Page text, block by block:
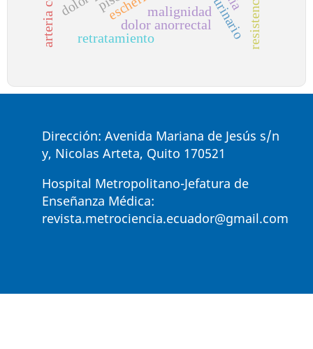
dolor anorrectal
retratamiento
malignidad
Dirección: Avenida Mariana de Jesús s/n
y, Nicolas Arteta, Quito 170521
Hospital Metropolitano-Jefatura de
Enseñanza Médica:
revista.metrociencia.ecuador@gmail.com